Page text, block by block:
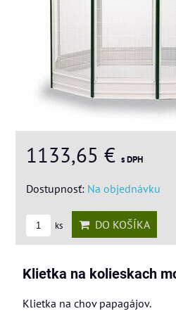
1133,65 € s DPH
Dostupnosť: Na objednávku
ks DO KOŠÍKA
Klietka na kolieskach
Klietka na chov papagájov.